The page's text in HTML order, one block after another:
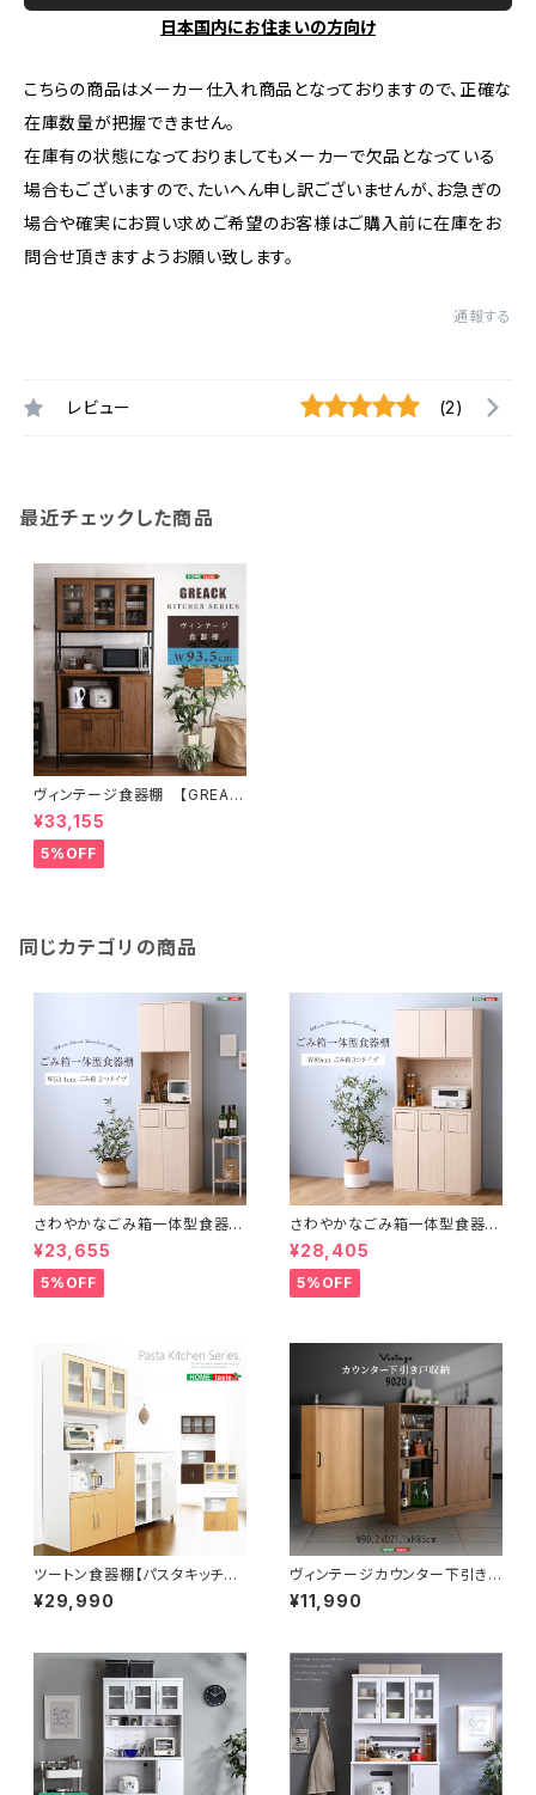
日本国内にお住まいの方向け
こちらの商品はメーカー仕入れ商品となっておりますので、正確な
在庫数量が把握できません。
在庫有の状態になっておりましてもメーカーで欠品となっている
場合もございますので、たいへん申し訳ございませんが、お急ぎの
場合や確実にお買い求めご希望のお客様はご購入前に在庫をお
問合せ頂きますようお願い致します。
通報する
レビュー (2)
最近チェックした商品
ヴィンテージ食器棚 【GREAC
K-グリック-】 GCK-1890
¥33,155
5%OFF
同じカテゴリの商品
さわやかなごみ箱一体型食器
棚 ごみ箱2つタイプ
¥23,655
5%OFF
さわやかなごみ箱一体型食器
棚 ごみ箱3つタイプ
¥28,405
5%OFF
ツートン食器棚【パスタキッチン
ボード】（幅90cm×高さ180cm
タイプ） PST-1890
¥29,990
ヴィンテージカウンター下引き
戸収納9020 VKSS-9020
¥11,990